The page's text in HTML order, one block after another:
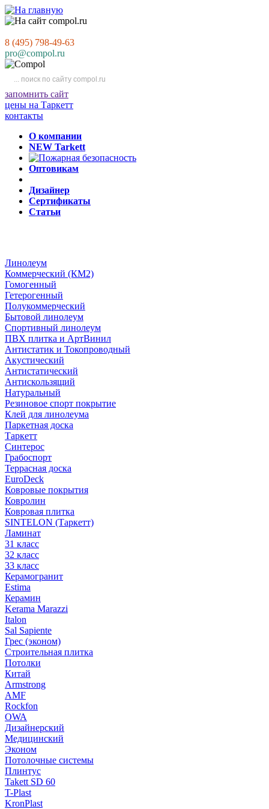
8 (495) 798-49-63
pro@compol.ru
запомнить сайт
цены на Таркетт
контакты
О компании
NEW Tarkett
Оптовикам
Дизайнер
Сертификаты
Статьи
Линолеум
Коммерческий (КМ2)
Гомогенный
Гетерогенный
Полукоммерческий
Бытовой линолеум
Спортивный линолеум
ПВХ плитка и АртВинил
Антистатик и Токопроводный
Акустический
Антистатический
Антискользящий
Натуральный
Резиновое спорт покрытие
Клей для линолеума
Паркетная доска
Таркетт
Синтерос
Грабоспорт
Террасная доска
EuroDeck
Ковровые покрытия
Ковролин
Ковровая плитка
SINTELON (Таркетт)
Ламинат
31 класс
32 класс
33 класс
Керамогранит
Estima
Керамин
Kerama Marazzi
Italon
Sal Sapiente
Грес (эконом)
Строительная плитка
Потолки
Китай
Armstrong
AMF
Rockfon
OWA
Дизайнерский
Медицинский
Эконом
Потолочные системы
Плинтус
Takett SD 60
T-Plast
KronPlast